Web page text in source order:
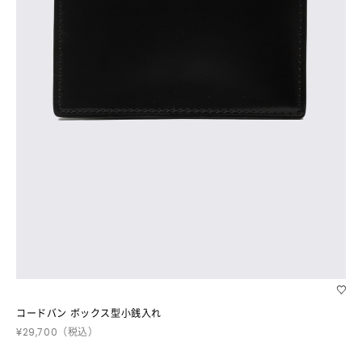
コードバン ボックス型小銭入れ
¥29,700 （税込）